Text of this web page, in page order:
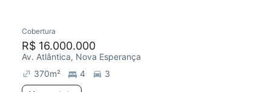
Cobertura
R$ 16.000.000
Av. Atlântica, Nova Esperança
370m² 4
3